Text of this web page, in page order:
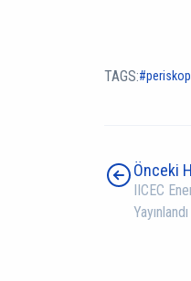
TAGS: periskop
Önceki
IICEC
Yayınlandı